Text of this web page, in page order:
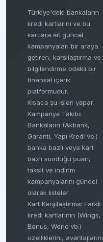
Türkiye'deki bankaların
kredi kartlarını ve bu
kartlara ait güncel
kampanyaları bir araya
getiren, karşılaştırma ve
bilgilendirme odaklı bir
finansal içerik
platformudur.
Kısaca şu işleri yapar:
Kampanya Takibi:
Bankaların (Akbank,
Garanti, Yapı Kredi vb.)
banka bazlı veya kart
bazlı sunduğu puan,
taksit ve indirim
kampanyalarını güncel
olarak listeler.
Kart Karşılaştırma: Farklı
kredi kartlarının (Wings,
Bonus, World vb.)
özelliklerini, avantajlarını